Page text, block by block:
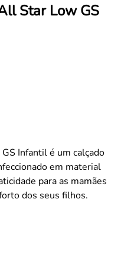
Star Low GS
Infantil é um calçado
em material
para as mamães
dos seus filhos.